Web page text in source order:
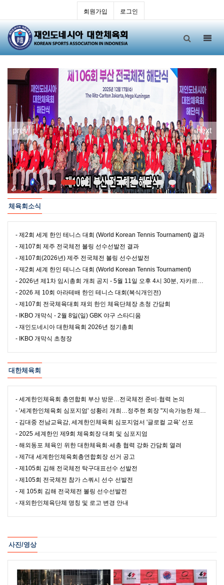
회원가입 로그인
prev next
체육회소식
- 제2회 세계 한인 테니스 대회 (World Korean Tennis Tournament) 결과
- 제107회 제주 전국체전 볼링 선수선발전 결과
- 제107회(2026년) 제주 전국체전 볼링 선수선발전
- 제2회 세계 한인 테니스 대회 (World Korean Tennis Tournament)
- 2026년 제1차 임시총회 개최 공지 - 5월 11일 오후 4시 30분, 자카르타 예원
- 2026 제 10회 아라테배 한인 테니스 대회(복식개인전)
- 제107회 전국체육대회 재외 한인 체육단체장 초청 간담회
- IKBO 개막식 - 2월 8일(일) GBK 야구 스타디움
- 재인도네시아 대한체육회 2026년 정기총회
- IKBO 개막식 초청장
대한체육회
- 세계한인체육회 총연합회 부산 방문…전국체전 준비·협력 논의
- '세계한인체육회 심포지엄' 성황리 개최…정주현 회장 "지속가능한 체육 외교"
- 김대중 전남교육감, 세계한인체육회 심포지엄서 '글로컬 교육' 선포
- 2025 세계한인 제9회 체육회장 대회 및 심포지엄
- 해외동포 체육인 위한 대한체육회·세총 협력 강화 간담회 열려
- 제7대 세계한인체육회총연합회장 선거 공고
- 제105회 김해 전국체전 탁구대표선수 선발전
- 제105회 전국체전 참가 스쿼시 선수 선발전
- 제 105회 김해 전국체전 볼링 선수선발전
- 재외한인체육단체 명칭 및 로고 변경 안내
사진/영상